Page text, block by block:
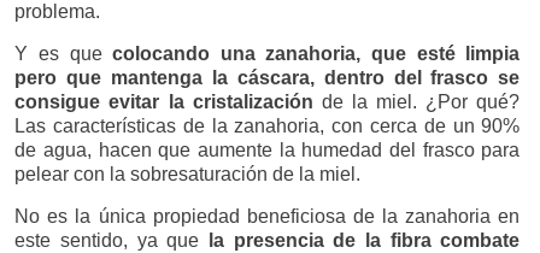
problema.
Y es quecolocando una zanahoria, que esté limpia
pero que mantenga la cáscara, dentro del frasco se
consigue evitar la cristalización de la miel. ¿Por qué?
Las características de la zanahoria, con cerca de un 90%
de agua, hacen que aumente la humedad del frasco para
pelear con la sobresaturación de la miel.
No es la única propiedad beneficiosa de la zanahoria en
este sentido, ya que
la presencia de la fibra combate